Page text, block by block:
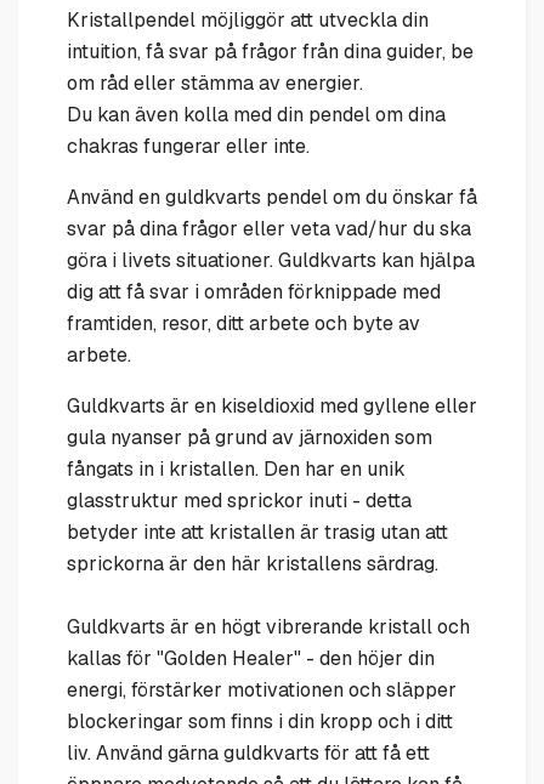
Kristallpendel möjliggör att utveckla din
intuition, få svar på frågor från dina guider, be
om råd eller stämma av energier.
Du kan även kolla med din pendel om dina
chakras fungerar eller inte.
Använd en guldkvarts pendel om du önskar få
svar på dina frågor eller veta vad/hur du ska
göra i livets situationer. Guldkvarts kan hjälpa
dig att få svar i områden förknippade med
framtiden, resor, ditt arbete och byte av
arbete.
Guldkvarts är en kiseldioxid med gyllene eller
gula nyanser på grund av järnoxiden som
fångats in i kristallen. Den har en unik
glasstruktur med sprickor inuti - detta
betyder inte att kristallen är trasig utan att
sprickorna är den här kristallens särdrag.
Guldkvarts är en högt vibrerande kristall och
kallas för "Golden Healer" - den höjer din
energi, förstärker motivationen och släpper
blockeringar som finns i din kropp och i ditt
liv. Använd gärna guldkvarts för att få ett